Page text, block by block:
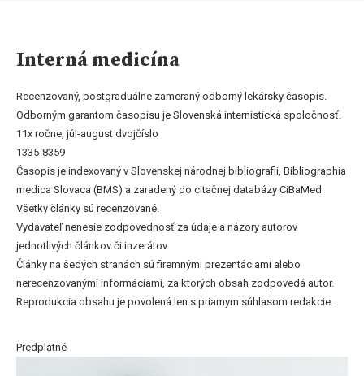
Interná medicína
Recenzovaný, postgraduálne zameraný odborný lekársky časopis.
Odborným garantom časopisu je Slovenská internistická spoločnosť.
11x ročne, júl-august dvojčíslo
1335-8359
Časopis je indexovaný v Slovenskej národnej bibliografii, Bibliographia
medica Slovaca (BMS) a zaradený do citačnej databázy CiBaMed.
Všetky články sú recenzované.
Vydavateľ nenesie zodpovednosť za údaje a názory autorov
jednotlivých článkov či inzerátov.
Články na šedých stranách sú firemnými prezentáciami alebo
nerecenzovanými informáciami, za ktorých obsah zodpovedá autor.
Reprodukcia obsahu je povolená len s priamym súhlasom redakcie.
Predplatné